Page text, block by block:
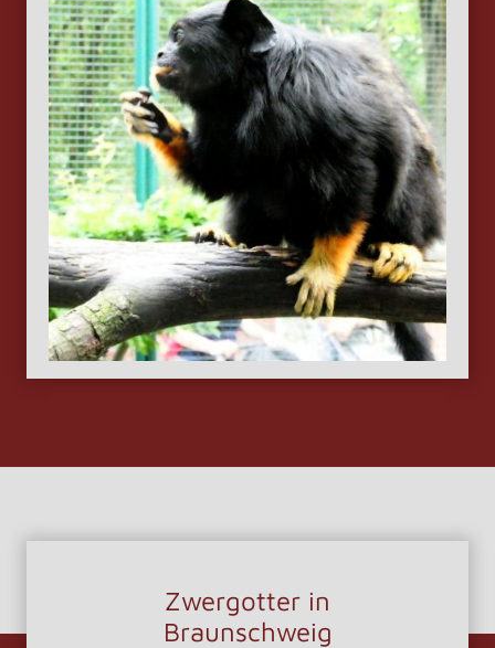
Zwergotter in
Braunschweig